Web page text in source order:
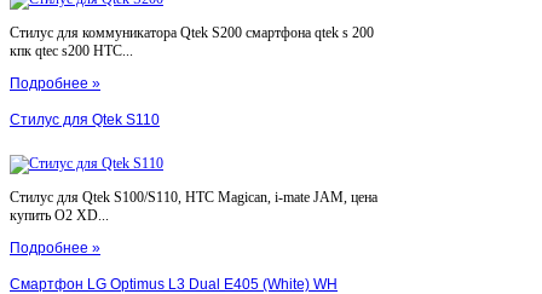
Стилус для коммуникатора Qtek S200 смартфона qtek s 200
кпк qtec s200 HTC...
Подробнее »
Стилус для Qtek S110
Стилус для Qtek S100/S110, HTC Magican, i-mate JAM, цена
купить O2 XD...
Подробнее »
Смартфон LG Optimus L3 Dual E405 (White) WH